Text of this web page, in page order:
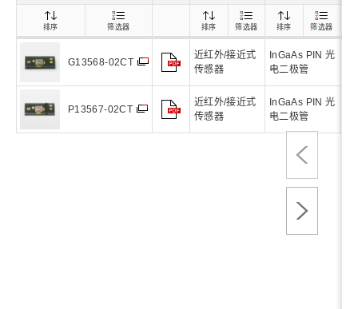
G13568-02CT
近红外/接近式
传感器
InGaAs PIN 光
电二极管
P13567-02CT
近红外/接近式
传感器
InGaAs PIN 光
电二极管
排序 筛选器 排序 筛选器 排序 筛选器